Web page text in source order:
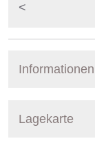
Informationen
Lagekarte